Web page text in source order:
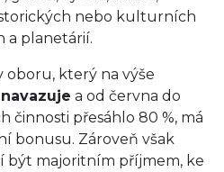
nebo kulturních
a planetárií.
oboru, který na výše
a od června do
činnosti přesáhlo 80 %, má
bonusu. Zároveň však
být majoritním příjmem, ke